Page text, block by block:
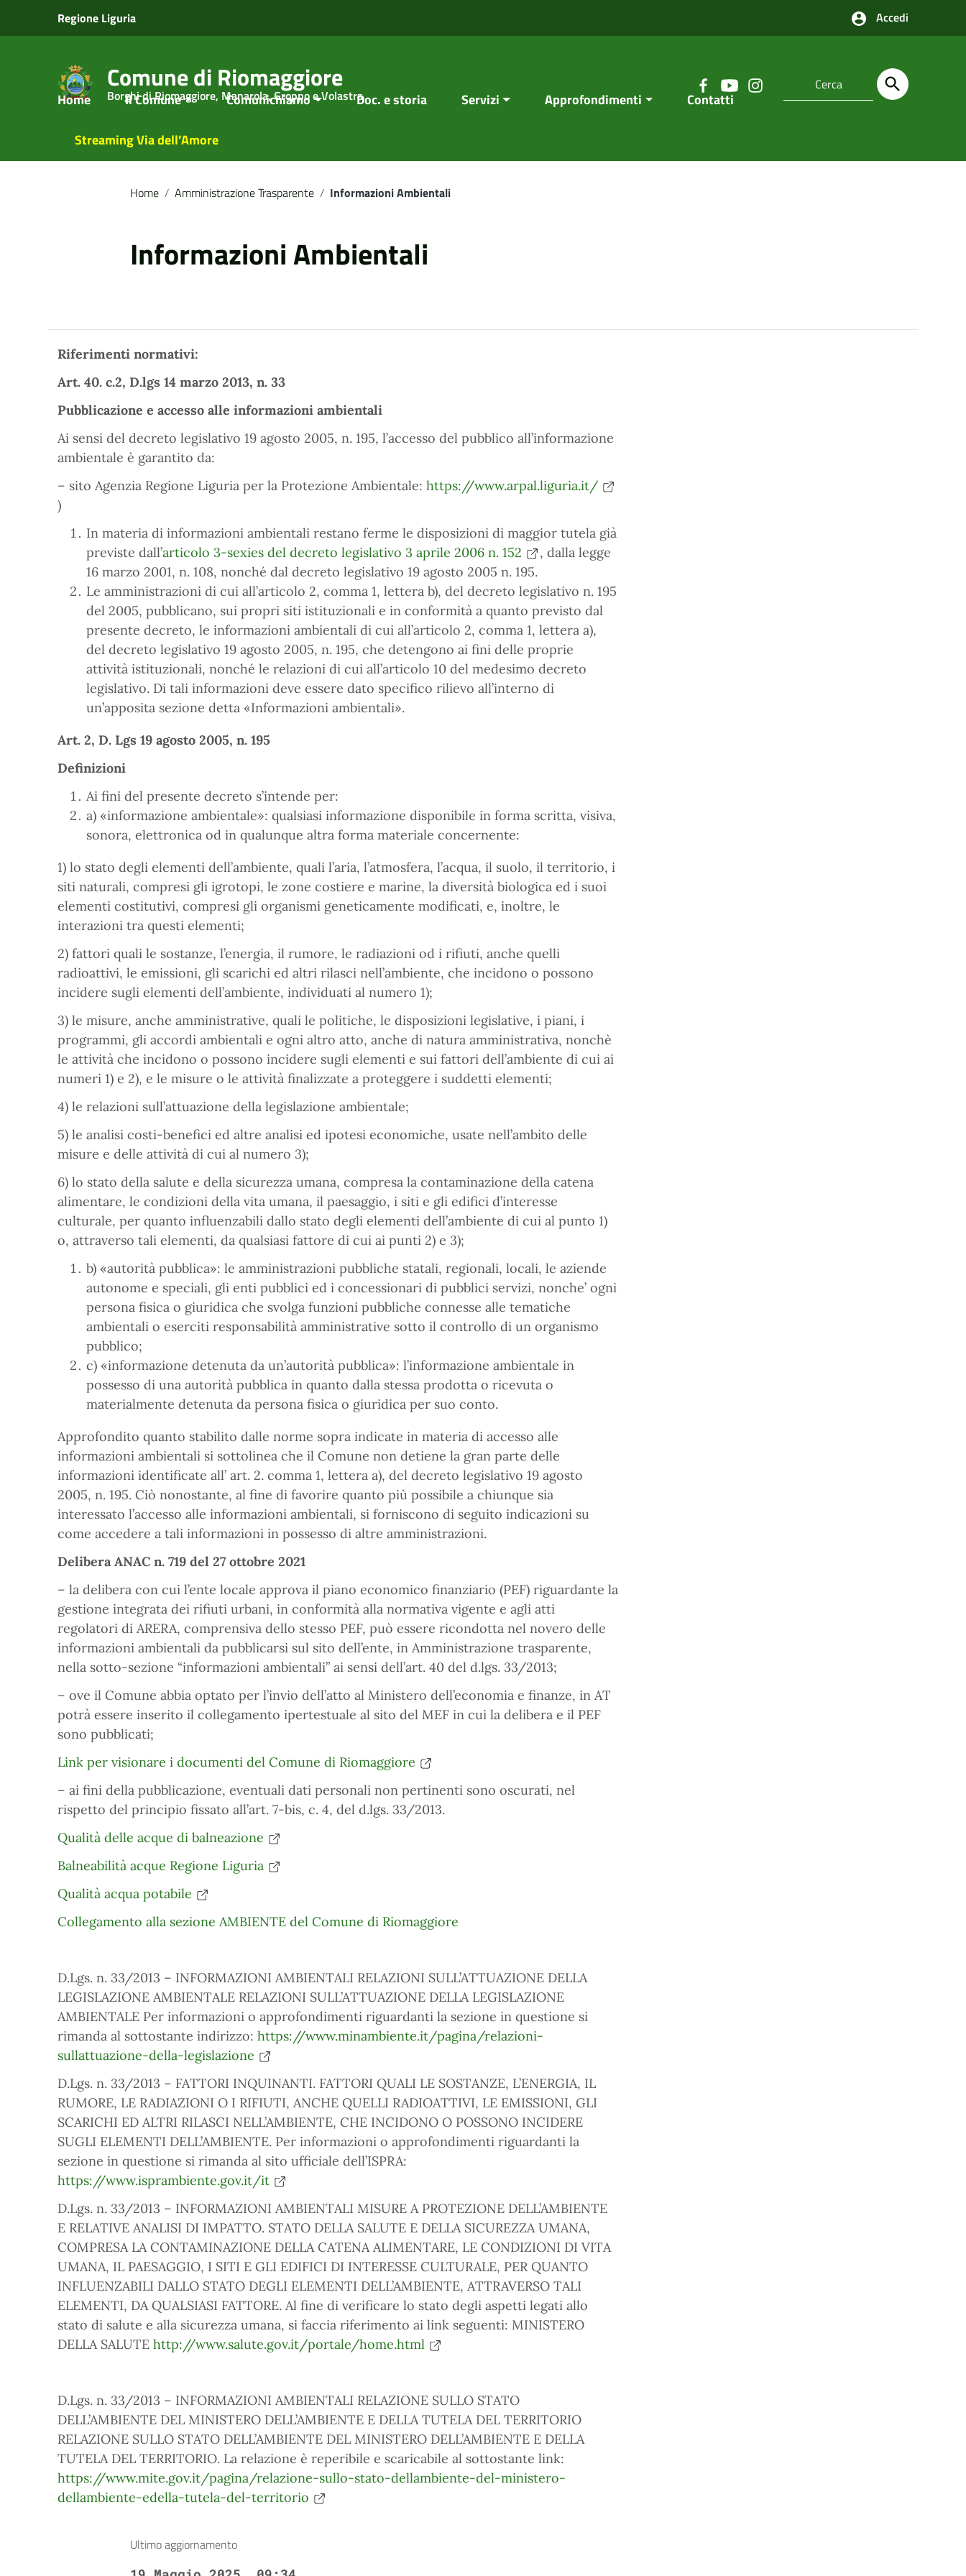
Vai ai contenuti
Vai al menu di navigazione
Regione Liguria Accedi
Comune di Riomaggiore
Borghi di Riomaggiore, Manarola, Groppo e Volastra
Home Il Comune Comunichiamo Doc. e storia Servizi Approfondimenti Contatti
Streaming Via dell’Amore
Home / Amministrazione Trasparente / Informazioni Ambientali
Informazioni Ambientali
Riferimenti normativi:
Art. 40. c.2, D.lgs 14 marzo 2013, n. 33
Pubblicazione e accesso alle informazioni ambientali
Ai sensi del decreto legislativo 19 agosto 2005, n. 195, l’accesso del pubblico all’informazione
ambientale è garantito da:
– sito Agenzia Regione Liguria per la Protezione Ambientale: https://www.arpal.liguria.it/
)
In materia di informazioni ambientali restano ferme le disposizioni di maggior tutela già
previste dall’articolo 3-sexies del decreto legislativo 3 aprile 2006 n. 152
, dalla legge
16 marzo 2001, n. 108, nonché dal decreto legislativo 19 agosto 2005 n. 195.
Le amministrazioni di cui all’articolo 2, comma 1, lettera b), del decreto legislativo n. 195
del 2005, pubblicano, sui propri siti istituzionali e in conformità a quanto previsto dal
presente decreto, le informazioni ambientali di cui all’articolo 2, comma 1, lettera a),
del decreto legislativo 19 agosto 2005, n. 195, che detengono ai fini delle proprie
attività istituzionali, nonché le relazioni di cui all’articolo 10 del medesimo decreto
legislativo. Di tali informazioni deve essere dato specifico rilievo all’interno di
un’apposita sezione detta «Informazioni ambientali».
Art. 2, D. Lgs 19 agosto 2005, n. 195
Definizioni
Ai fini del presente decreto s’intende per:
a) «informazione ambientale»: qualsiasi informazione disponibile in forma scritta, visiva,
sonora, elettronica od in qualunque altra forma materiale concernente:
1) lo stato degli elementi dell’ambiente, quali l’aria, l’atmosfera, l’acqua, il suolo, il territorio, i
siti naturali, compresi gli igrotopi, le zone costiere e marine, la diversità biologica ed i suoi
elementi costitutivi, compresi gli organismi geneticamente modificati, e, inoltre, le
interazioni tra questi elementi;
2) fattori quali le sostanze, l’energia, il rumore, le radiazioni od i rifiuti, anche quelli
radioattivi, le emissioni, gli scarichi ed altri rilasci nell’ambiente, che incidono o possono
incidere sugli elementi dell’ambiente, individuati al numero 1);
3) le misure, anche amministrative, quali le politiche, le disposizioni legislative, i piani, i
programmi, gli accordi ambientali e ogni altro atto, anche di natura amministrativa, nonchè
le attività che incidono o possono incidere sugli elementi e sui fattori dell’ambiente di cui ai
numeri 1) e 2), e le misure o le attività finalizzate a proteggere i suddetti elementi;
4) le relazioni sull’attuazione della legislazione ambientale;
5) le analisi costi-benefici ed altre analisi ed ipotesi economiche, usate nell’ambito delle
misure e delle attività di cui al numero 3);
6) lo stato della salute e della sicurezza umana, compresa la contaminazione della catena
alimentare, le condizioni della vita umana, il paesaggio, i siti e gli edifici d’interesse
culturale, per quanto influenzabili dallo stato degli elementi dell’ambiente di cui al punto 1)
o, attraverso tali elementi, da qualsiasi fattore di cui ai punti 2) e 3);
b) «autorità pubblica»: le amministrazioni pubbliche statali, regionali, locali, le aziende
autonome e speciali, gli enti pubblici ed i concessionari di pubblici servizi, nonche’ ogni
persona fisica o giuridica che svolga funzioni pubbliche connesse alle tematiche
ambientali o eserciti responsabilità amministrative sotto il controllo di un organismo
pubblico;
c) «informazione detenuta da un’autorità pubblica»: l’informazione ambientale in
possesso di una autorità pubblica in quanto dalla stessa prodotta o ricevuta o
materialmente detenuta da persona fisica o giuridica per suo conto.
Approfondito quanto stabilito dalle norme sopra indicate in materia di accesso alle
informazioni ambientali si sottolinea che il Comune non detiene la gran parte delle
informazioni identificate all’ art. 2. comma 1, lettera a), del decreto legislativo 19 agosto
2005, n. 195. Ciò nonostante, al fine di favorire quanto più possibile a chiunque sia
interessato l’accesso alle informazioni ambientali, si forniscono di seguito indicazioni su
come accedere a tali informazioni in possesso di altre amministrazioni.
Delibera ANAC n. 719 del 27 ottobre 2021
– la delibera con cui l’ente locale approva il piano economico finanziario (PEF) riguardante la
gestione integrata dei rifiuti urbani, in conformità alla normativa vigente e agli atti
regolatori di ARERA, comprensiva dello stesso PEF, può essere ricondotta nel novero delle
informazioni ambientali da pubblicarsi sul sito dell’ente, in Amministrazione trasparente,
nella sotto-sezione “informazioni ambientali” ai sensi dell’art. 40 del d.lgs. 33/2013;
– ove il Comune abbia optato per l’invio dell’atto al Ministero dell’economia e finanze, in AT
potrà essere inserito il collegamento ipertestuale al sito del MEF in cui la delibera e il PEF
sono pubblicati;
Link per visionare i documenti del Comune di Riomaggiore
– ai fini della pubblicazione, eventuali dati personali non pertinenti sono oscurati, nel
rispetto del principio fissato all’art. 7-bis, c. 4, del d.lgs. 33/2013.
Qualità delle acque di balneazione
Balneabilità acque Regione Liguria
Qualità acqua potabile
Collegamento alla sezione AMBIENTE del Comune di Riomaggiore
D.Lgs. n. 33/2013 – INFORMAZIONI AMBIENTALI RELAZIONI SULL’ATTUAZIONE DELLA
LEGISLAZIONE AMBIENTALE RELAZIONI SULL’ATTUAZIONE DELLA LEGISLAZIONE
AMBIENTALE Per informazioni o approfondimenti riguardanti la sezione in questione si
rimanda al sottostante indirizzo: https://www.minambiente.it/pagina/relazioni-
sullattuazione-della-legislazione
D.Lgs. n. 33/2013 – FATTORI INQUINANTI. FATTORI QUALI LE SOSTANZE, L’ENERGIA, IL
RUMORE, LE RADIAZIONI O I RIFIUTI, ANCHE QUELLI RADIOATTIVI, LE EMISSIONI, GLI
SCARICHI ED ALTRI RILASCI NELL’AMBIENTE, CHE INCIDONO O POSSONO INCIDERE
SUGLI ELEMENTI DELL’AMBIENTE. Per informazioni o approfondimenti riguardanti la
sezione in questione si rimanda al sito ufficiale dell’ISPRA:
https://www.isprambiente.gov.it/it
D.Lgs. n. 33/2013 – INFORMAZIONI AMBIENTALI MISURE A PROTEZIONE DELL’AMBIENTE
E RELATIVE ANALISI DI IMPATTO. STATO DELLA SALUTE E DELLA SICUREZZA UMANA,
COMPRESA LA CONTAMINAZIONE DELLA CATENA ALIMENTARE, LE CONDIZIONI DI VITA
UMANA, IL PAESAGGIO, I SITI E GLI EDIFICI DI INTERESSE CULTURALE, PER QUANTO
INFLUENZABILI DALLO STATO DEGLI ELEMENTI DELL’AMBIENTE, ATTRAVERSO TALI
ELEMENTI, DA QUALSIASI FATTORE. Al fine di verificare lo stato degli aspetti legati allo
stato di salute e alla sicurezza umana, si faccia riferimento ai link seguenti: MINISTERO
DELLA SALUTE http://www.salute.gov.it/portale/home.html
D.Lgs. n. 33/2013 – INFORMAZIONI AMBIENTALI RELAZIONE SULLO STATO
DELL’AMBIENTE DEL MINISTERO DELL’AMBIENTE E DELLA TUTELA DEL TERRITORIO
RELAZIONE SULLO STATO DELL’AMBIENTE DEL MINISTERO DELL’AMBIENTE E DELLA
TUTELA DEL TERRITORIO. La relazione è reperibile e scaricabile al sottostante link:
https://www.mite.gov.it/pagina/relazione-sullo-stato-dellambiente-del-ministero-
dellambiente-edella-tutela-del-territorio
Ultimo aggiornamento